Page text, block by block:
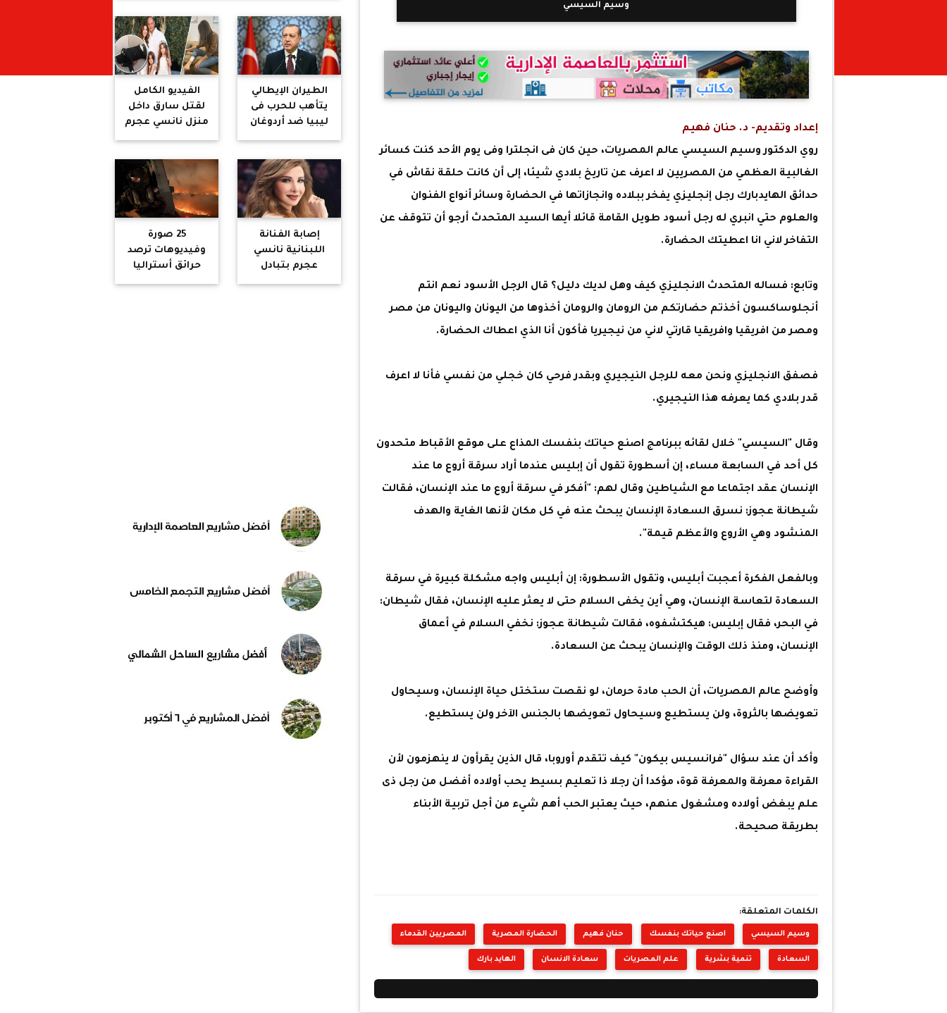
وسيم السيسي
إعداد وتقديم- د. حنان فهيم
روي الدكتور وسيم السيسي عالم المصريات، حين كان فى انجلترا وفى يوم الأحد كنت كسائر
الغالبية العظمي من المصريين لا اعرف عن تاريخ بلادي شيئا، إلى أن كانت حلقة نقاش في
حدائق الهايدبارك رجل إنجليزي يفخر ببلاده وانجازاتها في الحضارة وسائر أنواع الفنوان
والعلوم حتي انبري له رجل أسود طويل القامة قائلا أيها السيد المتحدث أرجو أن تتوقف عن
التفاخر لاني انا اعطيتك الحضارة.
وتابع: فساله المتحدث الانجليزي كيف وهل لديك دليل؟ قال الرجل الأسود نعم انتم
أنجلوساكسون أخذتم حضارتكم من الرومان والرومان أخذوها من اليونان واليونان من مصر
ومصر من افريقيا وافريقيا قارتي لاني من نيجيريا فأكون أنا الذي اعطاك الحضارة.
فصفق الانجليزي ونحن معه للرجل النيجيري وبقدر فرحي كان خجلي من نفسي فأنا لا اعرف
قدر بلادي كما يعرفه هذا النيجيري.
وقال "السيسي" خلال لقائه ببرنامج اصنع حياتك بنفسك المذاع على موقع الأقباط متحدون
كل أحد في السابعة مساء، إن أسطورة تقول أن إبليس عندما أراد سرقة أروع ما عند
الإنسان عقد اجتماعا مع الشياطين وقال لهم: "أفكر في سرقة أروع ما عند الإنسان، فقالت
شيطانة عجوز: نسرق السعادة الإنسان يبحث عنه في كل مكان لأنها الغاية والهدف
المنشود وهي الأروع والأعظم قيمة".
وبالفعل الفكرة أعجبت أبليس، وتقول الأسطورة: إن أبليس واجه مشكلة كبيرة في سرقة
السعادة لتعاسة الإنسان، وهي أين يخفى السلام حتى لا يعثر عليه الإنسان، فقال شيطان:
في البحر، فقال إبليس: هيكتشفوه، فقالت شيطانة عجوز: نخفي السلام في أعماق
الإنسان، ومنذ ذلك الوقت والإنسان يبحث عن السعادة.
وأوضح عالم المصريات، أن الحب مادة حرمان، لو نقصت ستختل حياة الإنسان، وسيحاول
تعويضها بالثروة، ولن يستطيع وسيحاول تعويضها بالجنس الآخر ولن يستطيع.
وأكد أن عند سؤال "فرانسيس بيكون" كيف تتقدم أوروبا، قال الذين يقرأون لا ينهزمون لأن
القراءة معرفة والمعرفة قوة، مؤكدا أن رجلا ذا تعليم بسيط يحب أولاده أفضل من رجل ذى
علم يبغض أولاده ومشغول عنهم، حيث يعتبر الحب أهم شيء من أجل تربية الأبناء
بطريقة صحيحة.
الكلمات المتعلقة:
وسيم السيسي اصنع حياتك بنفسك حنان فهيم الحضارة المصرية المصريين القدماء
السعادة تنمية بشرية علم المصريات سعادة الانسان الهايد بارك
الطيران الإيطالي
يتأهب للحرب فى
ليبيا ضد أردوغان
الفيديو الكامل
لقتل سارق داخل
منزل نانسي عجرم
إصابة الفنانة
اللبنانية نانسي
عجرم بتبادل
25 صورة
وفيديوهات ترصد
حرائق أستراليا